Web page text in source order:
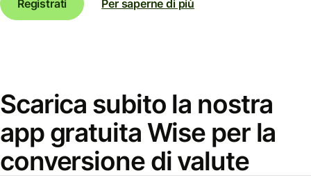
Registrati
Per saperne di più
Scarica subito la nostra
app gratuita Wise per la
conversione di valute